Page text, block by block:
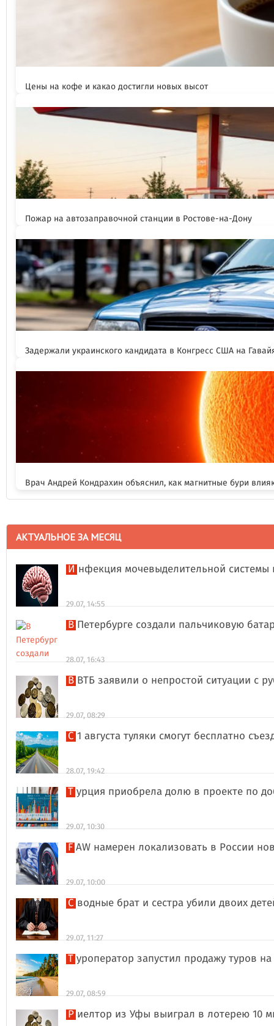
Цены на кофе и какао достигли новых высот
Пожар на автозаправочной станции в Ростове-на-Дону
Задержали украинского кандидата в Конгресс США на
Врач Андрей Кондрахин объяснил, как магнитные бури
АКТУАЛЬНОЕ ЗА МЕСЯЦ
Инфекция мочевыделительной
29.07, 14:55
В Петербурге создали пальчиковую
28.07, 16:43
В ВТБ заявили о непростой ситуации с
29.07, 08:29
С 1 августа туляки смогут бесплатно
28.07, 19:42
Турция приобрела долю в проекте по
29.07, 10:30
FAW намерен локализовать в России
29.07, 10:00
Сводные брат и сестра убили двоих
29.07, 11:27
Туроператор запустил продажу туров
29.07, 08:59
Риелтор из Уфы выиграл в лотерею 10